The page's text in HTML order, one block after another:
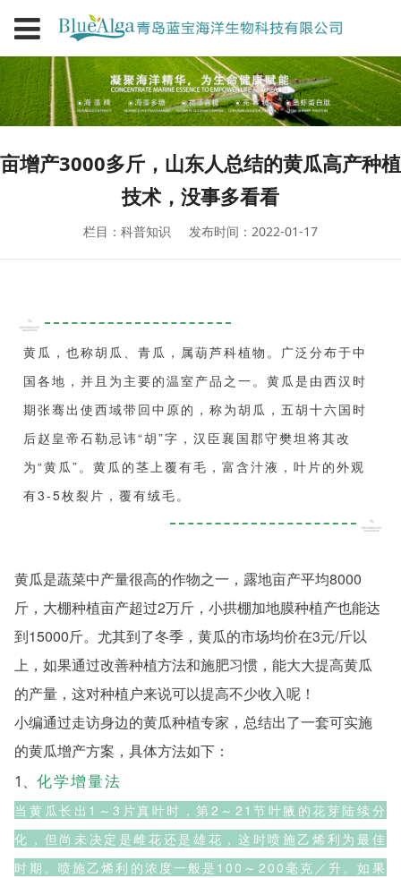
亩增产3000多斤，山东人总结的黄瓜高产种植
技术，没事多看看
栏目：科普知识 发布时间：2022-01-17
黄瓜，也称胡瓜、青瓜，属葫芦科植物。广泛分布于中
国各地，并且为主要的温室产品之一。黄瓜是由西汉时
期张骞出使西域带回中原的，称为胡瓜，五胡十六国时
后赵皇帝石勒忌讳“胡”字，汉臣襄国郡守樊坦将其改
为“黄瓜”。黄瓜的茎上覆有毛，富含汁液，叶片的外观
有3-5枚裂片，覆有绒毛。
黄瓜是蔬菜中产量很高的作物之一，露地亩产平均8000
斤，大棚种植亩产超过2万斤，小拱棚加地膜种植产也能达
到15000斤。尤其到了冬季，黄瓜的市场均价在3元/斤以
上，如果通过改善种植方法和施肥习惯，能大大提高黄瓜
的产量，这对种植户来说可以提高不少收入呢！
小编通过走访身边的黄瓜种植专家，总结出了一套可实施
的黄瓜增产方案，具体方法如下：
1、化学增量法
当黄瓜长出1～3片真叶时，第2～21节叶腋的花芽陆续分
化，但尚未决定是雌花还是雄花，这时喷施乙烯利为最佳
时期。喷施乙烯利的浓度一般是100～200毫克／升。如果